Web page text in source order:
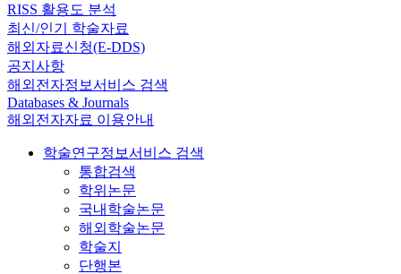
RISS 활용도 분석
최신/인기 학술자료
해외자료신청(E-DDS)
공지사항
해외전자정보서비스 검색
Databases & Journals
해외전자자료 이용안내
학술연구정보서비스 검색
통합검색
학위논문
국내학술논문
해외학술논문
학술지
단행본